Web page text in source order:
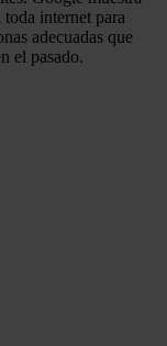
internet para
adecuadas que
el pasado.